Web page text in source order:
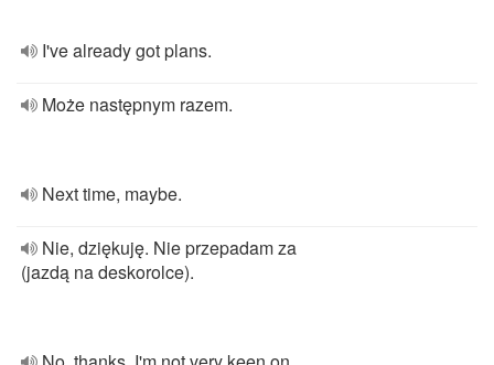
I've already got plans.
Może następnym razem.
Next time, maybe.
Nie, dziękuję. Nie przepadam za
(jazdą na deskorolce).